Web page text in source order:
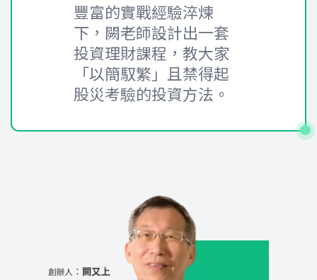
豐富的實戰經驗淬煉
下，闕老師設計出一套
投資理財課程，教大家
「以簡馭繁」且禁得起
股災考驗的投資方法。